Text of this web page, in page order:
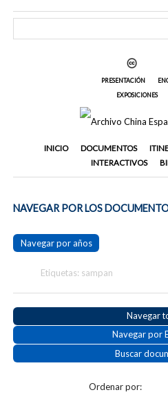
PRESENTACIÓN
EXPOSICIONES
INICIO DOCUMENTOS
INTERACTIVOS
NAVEGAR POR LOS
Navegar por años
Etiquetas: sampan
Navegar
Navegar por
Buscar
Ordenar por: